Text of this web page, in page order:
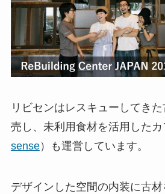
リビセンはレスキューしてき
売し、未利用食材を活用したカ
sense）も運営しています。
デザインした空間の内装に古